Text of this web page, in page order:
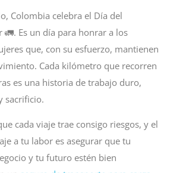
Colombia celebra el Día del
🚛. Es un día para honrar a los
que, con su esfuerzo, mantienen
Cada kilómetro que recorren
es una historia de trabajo duro,
sacrificio.
cada viaje trae consigo riesgos, y el
a tu labor es asegurar que tu
y tu futuro estén bien